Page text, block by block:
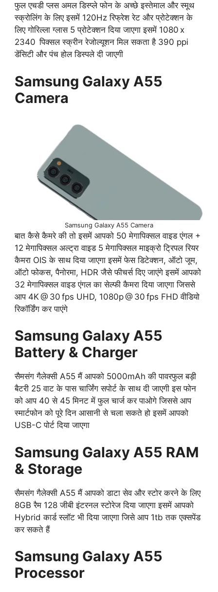
फुल एचडी प्लस अमल डिस्प्ले फोन के अच्छे इस्तेमाल और स्मूथ
स्क्रोलिंग के लिए इसमें 120Hz रिफ्रेश रेट और प्रोटेक्शन के
लिए गोरिल्ला ग्लास 5 प्रोटेक्शन दिया जाएगा इसमें 1080 x
2340 पिक्सल स्क्रीन रेजोल्यूशन मिल सकता है 390 ppi
डेंसिटी और पंच होल डिस्पले दी जाएगी
Samsung Galaxy A55
Camera
Samsung Galaxy A55 Camera
बात कैसे कैमरे की तो इसमें आपको 50 मेगापिक्सल वाइड एंगल +
12 मेगापिक्सल अल्ट्रा वाइड 5 मेगापिक्सल माइक्रो ट्रिपल रियर
कैमरा OIS के साथ दिया जाएगा इसमें फेस डिटेक्शन, ऑटो जूम,
ऑटो फोकस, पैनोरमा, HDR जैसे फीचर्स दिए जाएंगे इसमें आपको
32 मेगापिक्सल वाइड एंगल का सेल्फी कैमरा दिया जाएगा जिससे
आप 4K @ 30 fps UHD, 1080p @ 30 fps FHD वीडियो
रिकॉर्डिंग कर पाएंगे
Samsung Galaxy A55
Battery & Charger
सैमसंग गैलेक्सी A55 मैं आपको 5000mAh की पावरफुल बड़ी
बैटरी 25 वाट के पास चार्जिंग सपोर्ट के साथ दी जाएगी इस फोन
को आप 40 से 45 मिनट में फुल चार्ज कर पाओगे जिससे आप
स्मार्टफोन को पूरे दिन आसानी से चला सकते हो इसमें आपको
USB-C पोर्ट दिया जाएगा
Samsung Galaxy A55 RAM
& Storage
सैमसंग गैलेक्सी A55 मैं आपको डाटा सेव और स्टोर करने के लिए
8GB रैम 128 जीबी इंटरनल स्टोरेज दिया जाएगा इसमें आपको
Hybrid कार्ड स्लॉट भी दिया जाएगा जिसे आप 1tb तक एक्सपेंड
कर सकते हैं
Samsung Galaxy A55
Processor